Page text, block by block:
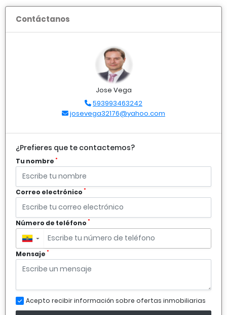
Contáctanos
Jose Vega
593993463242
josevega32176@yahoo.com
¿Prefieres que te contactemos?
Tu nombre *
Correo electrónico *
Número de teléfono *
▼
Mensaje *
Acepto recibir información sobre ofertas inmobiliarias